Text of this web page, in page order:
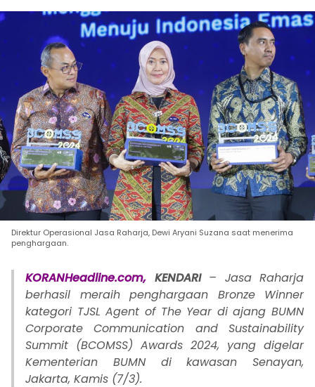
Direktur Operasional Jasa Raharja, Dewi Aryani Suzana saat menerima
penghargaan.
KORANHeadline.com, KENDARI– Jasa Raharja
berhasil meraih penghargaan Bronze Winner
kategori TJSL Agent of The Year di ajang BUMN
Corporate Communication and Sustainability
Summit (BCOMSS) Awards 2024, yang digelar
Kementerian BUMN di kawasan Senayan,
Jakarta, Kamis (7/3).